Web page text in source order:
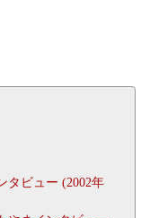
タビュー (2002年